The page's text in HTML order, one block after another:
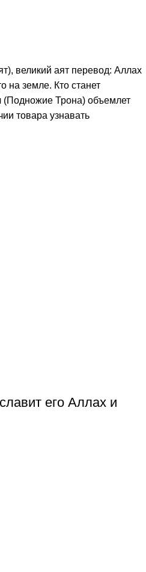
великий аят перевод: Аллах
на земле. Кто станет
(Подножие Трона) объемлет
товара узнавать
его Аллах и